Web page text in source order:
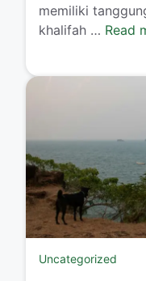
memiliki
khalifah … Read
Uncategorized